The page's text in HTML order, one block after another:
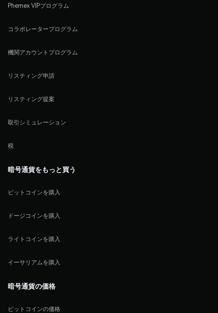
Phemex VIPプログラム
コラボレータープログラム
機関アカウントプログラム
リスティング申請
リスティング提案
取引シミュレーション
税
暗号通貨をもっと買う
ビットコインを購入
ドージコインを購入
ライトコインを購入
イーサリアムを購入
暗号通貨の価格
ビットコインの価格